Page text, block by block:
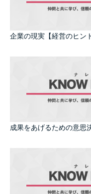
企業の現実【経営のヒント
成果をあげるための意思